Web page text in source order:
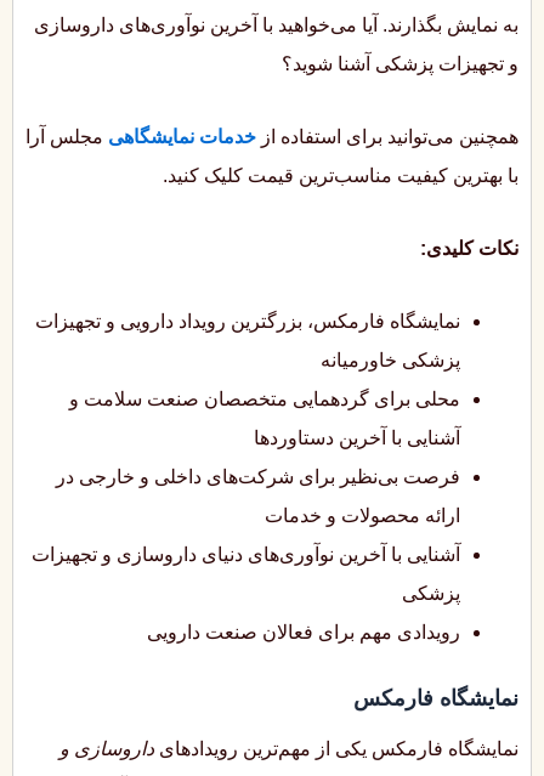
به نمایش بگذارند. آیا می‌خواهید با آخرین نوآوری‌های داروسازی
و تجهیزات پزشکی آشنا شوید؟
همچنین می‌توانید برای استفاده از خدمات نمایشگاهی مجلس آرا
با بهترین کیفیت مناسب‌ترین قیمت کلیک کنید.
نکات کلیدی:
نمایشگاه فارمکس، بزرگترین رویداد دارویی و تجهیزات
پزشکی خاورمیانه
محلی برای گردهمایی متخصصان صنعت سلامت و
آشنایی با آخرین دستاوردها
فرصت بی‌نظیر برای شرکت‌های داخلی و خارجی در
ارائه محصولات و خدمات
آشنایی با آخرین نوآوری‌های دنیای داروسازی و تجهیزات
پزشکی
رویدادی مهم برای فعالان صنعت دارویی
نمایشگاه فارمکس
نمایشگاه فارمکس یکی از مهم‌ترین رویدادهای داروسازی و